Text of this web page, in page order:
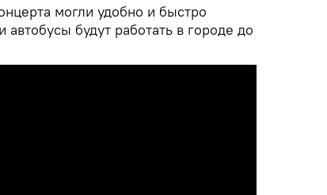
могли удобно и быстро
будут работать в городе до